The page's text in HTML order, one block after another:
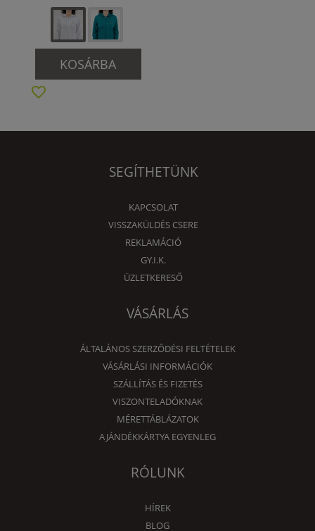
KOSÁRBA
SEGÍTHETÜNK
KAPCSOLAT
VISSZAKÜLDÉS CSERE
REKLAMÁCIÓ
GY.I.K.
ÜZLETKERESŐ
VÁSÁRLÁS
ÁLTALÁNOS SZERZŐDÉSI FELTÉTELEK
VÁSÁRLÁSI INFORMÁCIÓK
SZÁLLÍTÁS ÉS FIZETÉS
VISZONTELADÓKNAK
MÉRETTÁBLÁZATOK
AJÁNDÉKKÁRTYA EGYENLEG
RÓLUNK
HÍREK
BLOG